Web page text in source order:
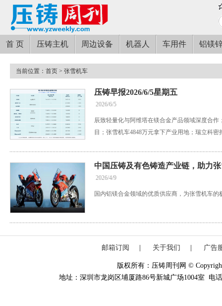
首 页 压铸主机 周边设备 机器人 车用件 铝镁
当前位置： 首页 > 张雪机车
压铸早报2026/6/5星期五
2026/6/5
辰致轻量化与阿维塔在镁合金产品领域深度合
目；张雪机车4848万元拿下产业用地；瑞立科
中国压铸及有色铸造产业链，助力
2026/4/9
国内铝镁合金领域的优质供应商，为张雪机车的
邮箱订阅 关于我们 广告
版权所有：压铸周刊网 ©
地址：深圳市龙岗区埔厦路86号新城广场1004室 电